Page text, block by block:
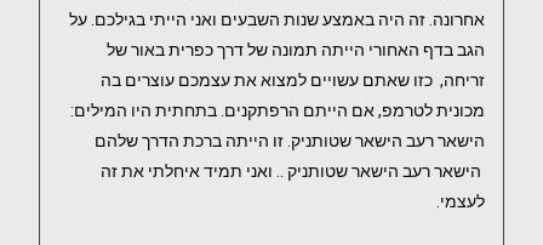
אחרונה. זה היה באמצע שנות השבעים ואני הייתי בגילכם. על
הגב בדף האחורי הייתה תמונה של דרך כפרית באור של
זריחה, כזו שאתם עשויים למצוא את עצמכם עוצרים בה
מכונית לטרמפ, אם הייתם הרפתקנים. בתחתית היו המילים:
הישאר רעב הישאר שטותניק. זו הייתה ברכת הדרך שלהם
הישאר רעב הישאר שטותניק .. ואני תמיד איחלתי את זה
לעצמי.